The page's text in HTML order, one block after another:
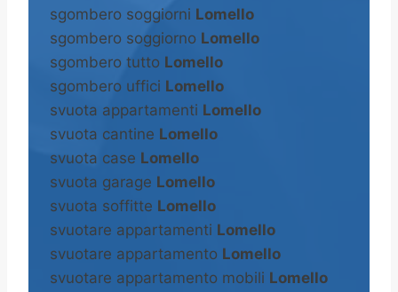
sgombero soggiorni Lomello
sgombero soggiorno Lomello
sgombero tutto Lomello
sgombero uffici Lomello
svuota appartamenti Lomello
svuota cantine Lomello
svuota case Lomello
svuota garage Lomello
svuota soffitte Lomello
svuotare appartamenti Lomello
svuotare appartamento Lomello
svuotare appartamento mobili Lomello